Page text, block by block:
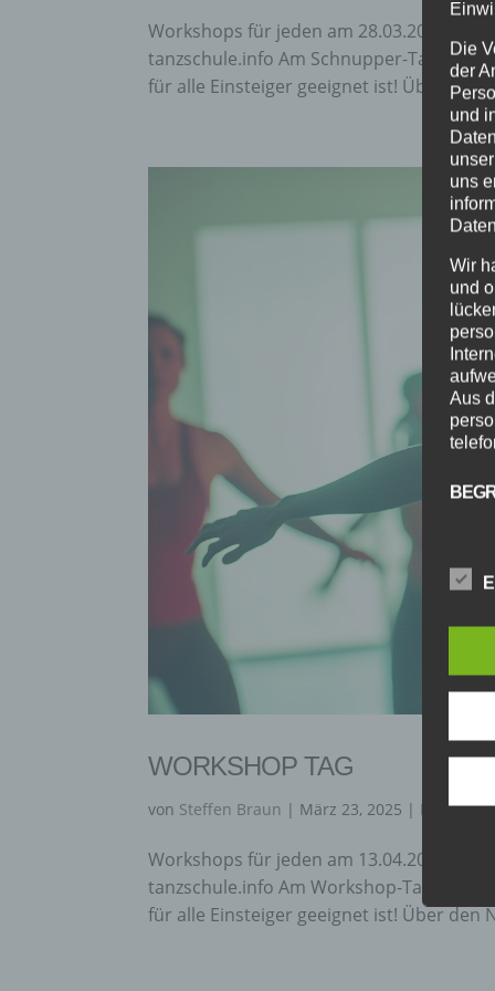
Workshops für jeden am 28.03.2026
tanzschule.info Am Schnupper-Tag in
für alle Einsteiger geeignet ist! Über den
WORKSHOP TAG
von Steffen Braun | März 23, 2025 | Event,
Workshops für jeden am 13.04.2025
tanzschule.info Am Workshop-Tag in
für alle Einsteiger geeignet ist! Über den
Die
der
und
uns
Wir
und
Aus
dies
Wir
A)